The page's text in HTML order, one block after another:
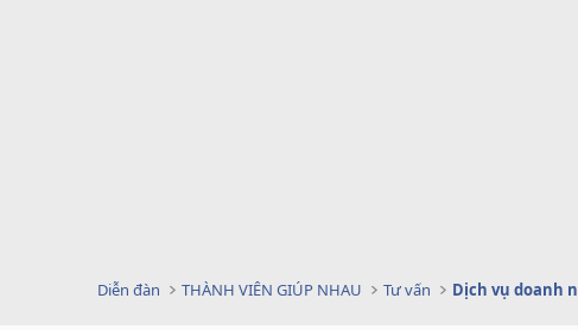
Diễn đàn THÀNH VIÊN GIÚP NHAU Tư vấn